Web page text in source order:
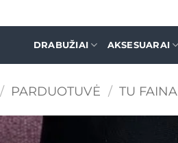
DRABUŽIAI AKSESUARAI
/ PARDUOTUVĖ / TU FAINA